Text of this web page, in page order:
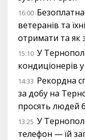
16:00
ветеранів та
отримати та як
15:10 У
кондиціонерів
14:33 Рекордна
за добу на
просять людей
13:25 У
телефон — їй